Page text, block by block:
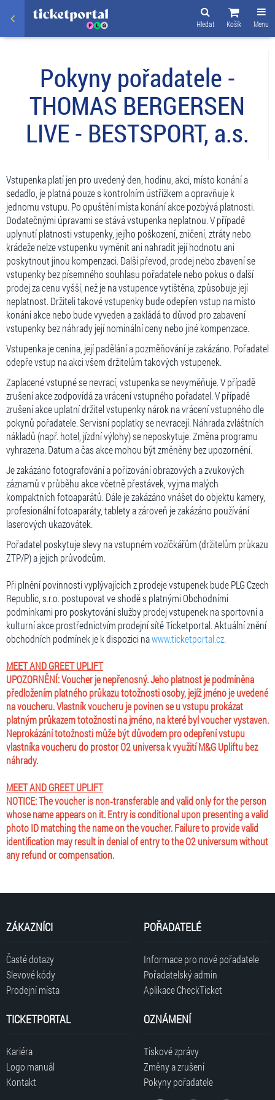
Menu
Košík
Hledat
Pokyny pořadatele -
THOMAS BERGERSEN
LIVE - BESTSPORT, a.s.
Vstupenka platí jen pro uvedený den, hodinu, akci, místo konání a
sedadlo, je platná pouze s kontrolním ústřižkem a opravňuje k
jednomu vstupu. Po opuštění místa konání akce pozbývá platnosti.
Dodatečnými úpravami se stává vstupenka neplatnou. V případě
uplynutí platnosti vstupenky, jejího poškození, zničení, ztráty nebo
krádeže nelze vstupenku vyměnit ani nahradit její hodnotu ani
poskytnout jinou kompenzaci. Další převod, prodej nebo zbavení se
vstupenky bez písemného souhlasu pořadatele nebo pokus o další
prodej za cenu vyšší, než je na vstupence vytištěna, způsobuje její
neplatnost. Držiteli takové vstupenky bude odepřen vstup na místo
konání akce nebo bude vyveden a zakládá to důvod pro zabavení
vstupenky bez náhrady její nominální ceny nebo jiné kompenzace.
Vstupenka je cenina, její padělání a pozměňování je zakázáno. Pořadatel
odepře vstup na akci všem držitelům takových vstupenek.
Zaplacené vstupné se nevrací, vstupenka se nevyměňuje. V případě
zrušení akce zodpovídá za vrácení vstupného pořadatel. V případě
zrušení akce uplatní držitel vstupenky nárok na vrácení vstupného dle
pokynů pořadatele. Servisní poplatky se nevracejí. Náhrada zvláštních
nákladů (např. hotel, jízdní výlohy) se neposkytuje. Změna programu
vyhrazena. Datum a čas akce mohou být změněny bez upozornění.
Je zakázáno fotografování a pořizování obrazových a zvukových
záznamů v průběhu akce včetně přestávek, vyjma malých
kompaktních fotoaparátů. Dále je zakázáno vnášet do objektu kamery,
profesionální fotoaparáty, tablety a zároveň je zakázáno používání
laserových ukazovátek.
Pořadatel poskytuje slevy na vstupném vozíčkářům (držitelům průkazu
ZTP/P) a jejich průvodcům.
Při plnění povinností vyplývajících z prodeje vstupenek bude PLG Czech
Republic, s.r.o. postupovat ve shodě s platnými Obchodními
podmínkami pro poskytování služby prodej vstupenek na sportovní a
kulturní akce prostřednictvím prodejní sítě Ticketportal. Aktuální znění
obchodních podmínek je k dispozici nawww.ticketportal.cz.
MEET AND GREET UPLIFT
UPOZORNĚNÍ: Voucher je nepřenosný. Jeho platnost je podmíněna
předložením platného průkazu totožnosti osoby, jejíž jméno je uvedené
na voucheru. Vlastník voucheru je povinen se u vstupu prokázat
platným průkazem totožnosti na jméno, na které byl voucher vystaven.
Neprokázání totožnosti může být důvodem pro odepření vstupu
vlastníka voucheru do prostor O2 universa k využití M&G Upliftu bez
náhrady.
MEET AND GREET UPLIFT
NOTICE: The voucher is non‑transferable and valid only for the person
whose name appears on it. Entry is conditional upon presenting a valid
photo ID matching the name on the voucher. Failure to provide valid
identification may result in denial of entry to the O2 universum without
any refund or compensation.
ZÁKAZNÍCI
Časté dotazy
Slevové kódy
Prodejní místa
POŘADATELÉ
Informace pro nové pořadatele
Pořadatelský admin
Aplikace CheckTicket
TICKETPORTAL
Kariéra
Logo manuál
Kontakt
OZNÁMENÍ
Tiskové zprávy
Změny a zrušení
Pokyny pořadatele